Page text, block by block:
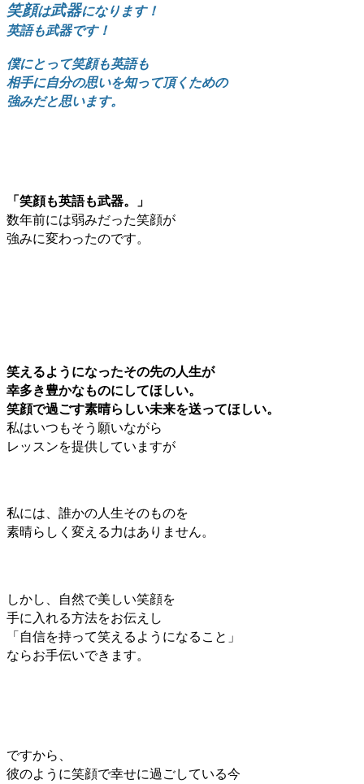
笑顔は武器になります！
英語も武器です！
僕にとって笑顔も英語も
相手に自分の思いを知って頂くための
強みだと思います。
「笑顔も英語も武器。」
数年前には弱みだった笑顔が
強みに変わったのです。
笑えるようになったその先の人生が
幸多き豊かなものにしてほしい。
笑顔で過ごす素晴らしい未来を送ってほしい。
私はいつもそう願いながら
レッスンを提供していますが
私には、誰かの人生そのものを
素晴らしく変える力はありません。
しかし、自然で美しい笑顔を
手に入れる方法をお伝えし
「自信を持って笑えるようになること」
ならお手伝いできます。
ですから、
彼のように笑顔で幸せに過ごしている今